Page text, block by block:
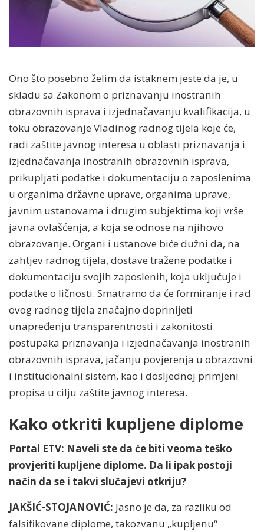
Ono što posebno želim da istaknem jeste da je, u
skladu sa Zakonom o priznavanju inostranih
obrazovnih isprava i izjednačavanju kvalifikacija, u
toku obrazovanje Vladinog radnog tijela koje će,
radi zaštite javnog interesa u oblasti priznavanja i
izjednačavanja inostranih obrazovnih isprava,
prikupljati podatke i dokumentaciju o zaposlenima
u organima državne uprave, organima uprave,
javnim ustanovama i drugim subjektima koji vrše
javna ovlašćenja, a koja se odnose na njihovo
obrazovanje. Organi i ustanove biće dužni da, na
zahtjev radnog tijela, dostave tražene podatke i
dokumentaciju svojih zaposlenih, koja uključuje i
podatke o ličnosti. Smatramo da će formiranje i rad
ovog radnog tijela značajno doprinijeti
unapređenju transparentnosti i zakonitosti
postupaka priznavanja i izjednačavanja inostranih
obrazovnih isprava, jačanju povjerenja u obrazovni
i institucionalni sistem, kao i dosljednoj primjeni
propisa u cilju zaštite javnog interesa.
Kako otkriti kupljene diplome
Portal ETV: Naveli ste da će biti veoma teško
provjeriti kupljene diplome. Da li ipak postoji
način da se i takvi slučajevi otkriju?
JAKŠIĆ-STOJANOVIĆ: Jasno je da, za razliku od
falsifikovane diplome, takozvanu „kupljenu“